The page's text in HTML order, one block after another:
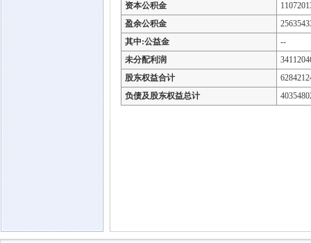
资本公积金
盈余公积金
其中:公益金
--
未分配利润
股东权益合计
负债及股东权益总计